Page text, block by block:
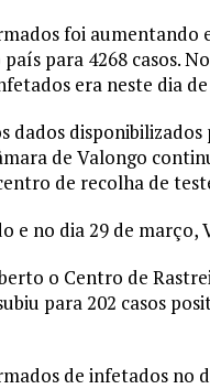
foi aumentando
para 4268 casos.
era neste dia de
dados
de Valongo
de recolha de
e no dia 29 de março,
o Centro de
para 202 casos
de infetados no